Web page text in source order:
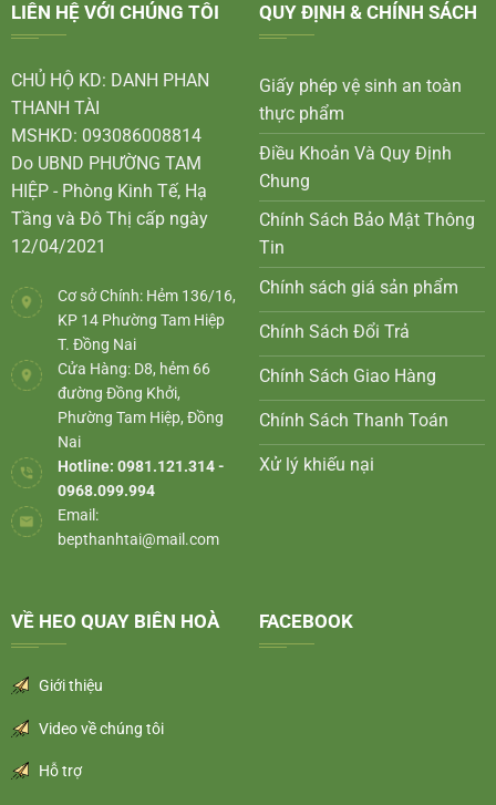
LIÊN HỆ VỚI CHÚNG TÔI
CHỦ HỘ KD: DANH PHAN
THANH TÀI
MSHKD: 093086008814
Do UBND PHƯỜNG TAM
HIỆP - Phòng Kinh Tế, Hạ
Tầng và Đô Thị cấp ngày
12/04/2021
Cơ sở Chính: Hẻm 136/16,
KP 14 Phường Tam Hiệp
T. Đồng Nai
Cửa Hàng: D8, hẻm 66
đường Đồng Khởi,
Phường Tam Hiệp, Đồng
Nai
Hotline: 0981.121.314 -
0968.099.994
Email:
bepthanhtai@mail.com
QUY ĐỊNH & CHÍNH SÁCH
Giấy phép vệ sinh an toàn
thực phẩm
Điều Khoản Và Quy Định
Chung
Chính Sách Bảo Mật Thông
Tin
Chính sách giá sản phẩm
Chính Sách Đổi Trả
Chính Sách Giao Hàng
Chính Sách Thanh Toán
Xử lý khiếu nại
VỀ HEO QUAY BIÊN HOÀ
Giới thiệu
Video về chúng tôi
Hỗ trợ
FACEBOOK